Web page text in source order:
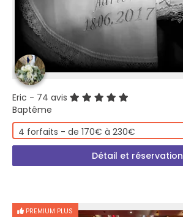
Eric - 74 avis
Baptême
4 forfaits - de 170€ à 230€
Détail et réservation
PREMIUM PLUS